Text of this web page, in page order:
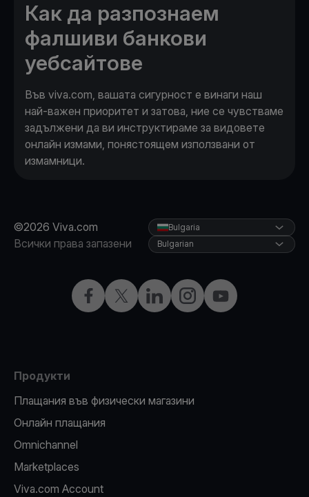
Как да разпознаем
фалшиви банкови
уебсайтове
Във viva.com, вашата сигурност е винаги наш
най-важен приоритет и затова, ние се чувстваме
задължени да ви инструктираме за видовете
онлайн измами, понястоящем използвани от
измамници.
©2026 Viva.com
Всички права запазени
Facebook
X LinkedInInstagramYouTube
Bulgaria
Bulgarian
Продукти
Плащания във физически магазини
Oнлайн плащания
Omnichannel
Marketplaces
Viva.com Account